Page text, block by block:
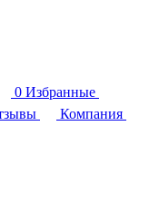
0 Избранные
Компания